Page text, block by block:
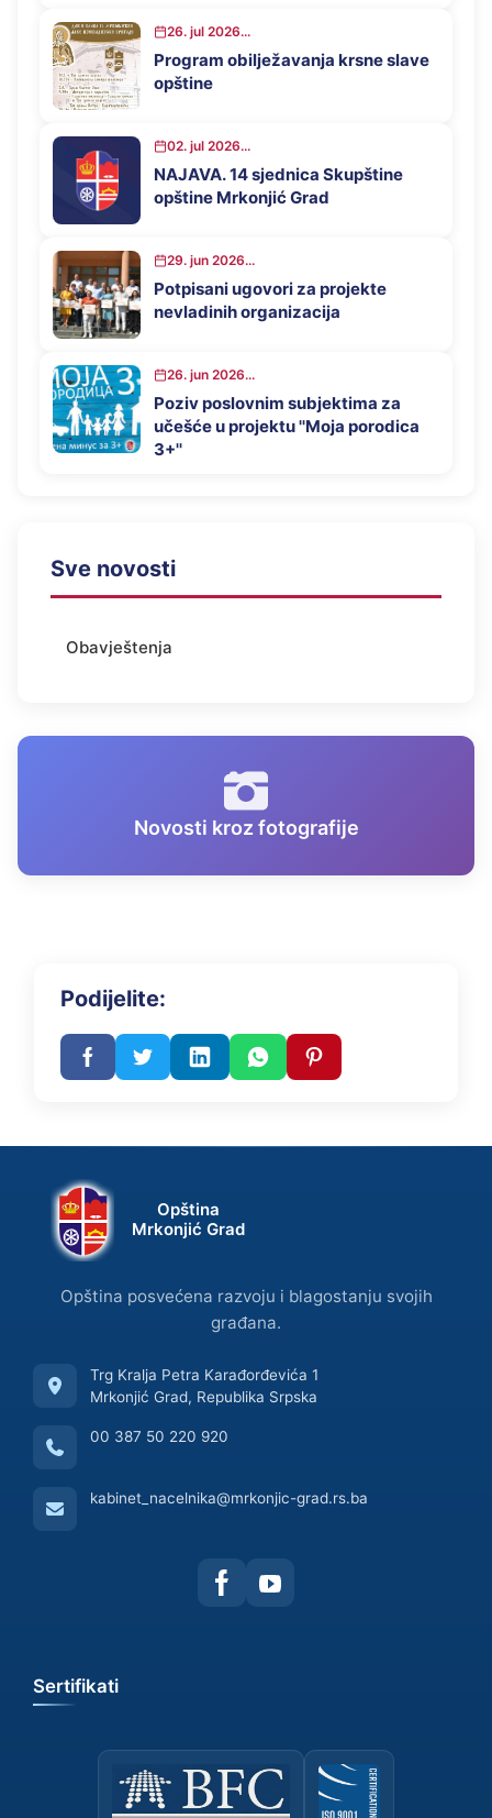
Mrkonjić Grad u 2026. godini
26. jul 2026...
Program obilježavanja krsne slave
opštine
02. jul 2026...
NAJAVA. 14 sjednica Skupštine
opštine Mrkonjić Grad
29. jun 2026...
Potpisani ugovori za projekte
nevladinih organizacija
26. jun 2026...
Poziv poslovnim subjektima za
učešće u projektu ''Moja porodica
3+''
Sve novosti
Obavještenja
Novosti kroz fotografije
Podijelite:
Opština
Mrkonjić Grad
Opština posvećena razvoju i blagostanju svojih
građana.
Trg Kralja Petra Karađorđevića 1
Mrkonjić Grad, Republika Srpska
00 387 50 220 920
kabinet_nacelnika@mrkonjic-grad.rs.ba
Sertifikati